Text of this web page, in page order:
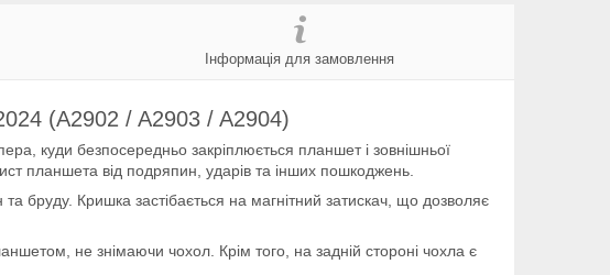
Інформація для замовлення
(A2902 / A2903 / A2904)
куди безпосередньо закріплюється планшет і зовнішньої
планшета від подряпин, ударів та інших пошкоджень.
бруду. Кришка застібається на магнітний затискач, що дозволяє
не знімаючи чохол. Крім того, на задній стороні чохла є